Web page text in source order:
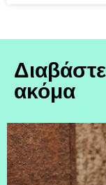
Διαβάστε
ακόμα